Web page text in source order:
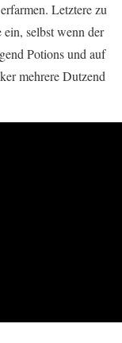
Letztere zu
selbst wenn der
Potions und auf
mehrere Dutzend